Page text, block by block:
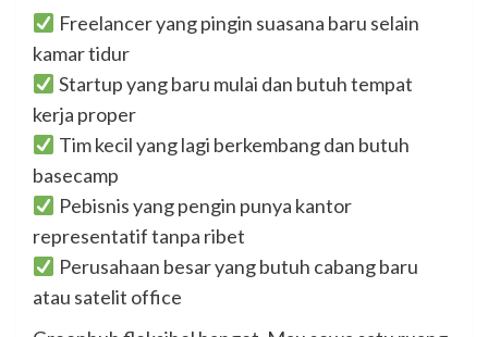
Freelancer yang pingin suasana baru selain
kamar tidur
Startup yang baru mulai dan butuh tempat
kerja proper
Tim kecil yang lagi berkembang dan butuh
basecamp
Pebisnis yang pengin punya kantor
representatif tanpa ribet
Perusahaan besar yang butuh cabang baru
atau satelit office